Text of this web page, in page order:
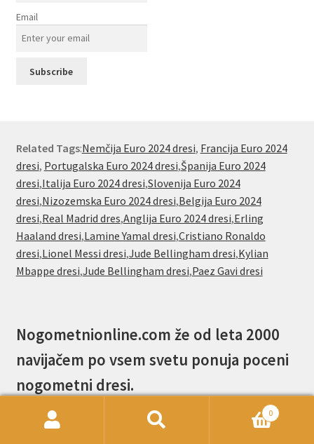
Email
Related Tags:Nemčija Euro 2024 dresi, Francija Euro 2024
dresi, Portugalska Euro 2024 dresi,Španija Euro 2024
dresi,Italija Euro 2024 dresi,Slovenija Euro 2024
dresi,Nizozemska Euro 2024 dresi,Belgija Euro 2024
dresi,Real Madrid dres,Anglija Euro 2024 dresi,Erling
Haaland dresi,Lamine Yamal dresi,Cristiano Ronaldo
dresi,Lionel Messi dresi,Jude Bellingham dresi,Kylian
Mbappe dresi,Jude Bellingham dresi,Paez Gavi dresi
Nogometnionline.com že od leta 2000
navijačem po vsem svetu ponuja poceni
nogometni dresi.
0